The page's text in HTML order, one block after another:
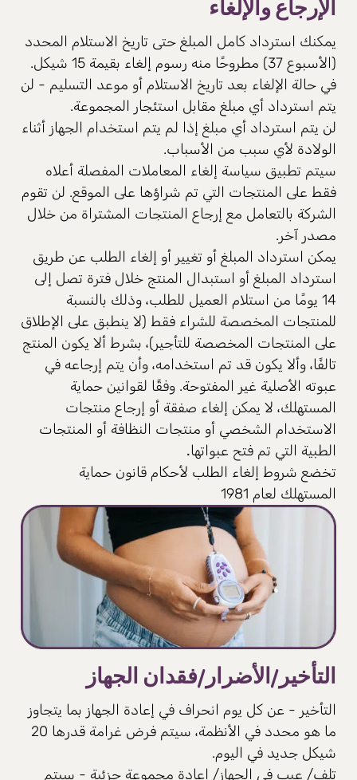
الإرجاع والإلغاء
يمكنك استرداد كامل المبلغ حتى تاريخ الاستلام المحدد
(الأسبوع 37) مطروحًا منه رسوم إلغاء بقيمة 15 شيكل.
في حالة الإلغاء بعد تاريخ الاستلام أو موعد التسليم - لن
يتم استرداد أي مبلغ مقابل استئجار المجموعة.
لن يتم استرداد أي مبلغ إذا لم يتم استخدام الجهاز أثناء
الولادة لأي سبب من الأسباب.
سيتم تطبيق سياسة إلغاء المعاملات المفصلة أعلاه
فقط على المنتجات التي تم شراؤها على الموقع. لن تقوم
الشركة بالتعامل مع إرجاع المنتجات المشتراة من خلال
مصدر آخر.
يمكن استرداد المبلغ أو تغيير أو إلغاء الطلب عن طريق
استرداد المبلغ أو استبدال المنتج خلال فترة تصل إلى
14 يومًا من استلام العميل للطلب، وذلك بالنسبة
للمنتجات المخصصة للشراء فقط (لا ينطبق على الإطلاق
على المنتجات المخصصة للتأجير)، بشرط ألا يكون المنتج
تالفًا، وألا يكون قد تم استخدامه، وأن يتم إرجاعه في
عبوته الأصلية غير المفتوحة. وفقًا لقوانين حماية
المستهلك، لا يمكن إلغاء صفقة أو إرجاع منتجات
الاستخدام الشخصي أو منتجات النظافة أو المنتجات
الطبية التي تم فتح عبواتها.
تخضع شروط إلغاء الطلب لأحكام قانون حماية
المستهلك لعام 1981
التأخير/الأضرار/فقدان الجهاز
التأخير - عن كل يوم انحراف في إعادة الجهاز بما يتجاوز
ما هو محدد في الأنظمة، سيتم فرض غرامة قدرها 20
شيكل جديد في اليوم.
تلف/ عيب في الجهاز/ إعادة مجموعة جزئية - سيتم